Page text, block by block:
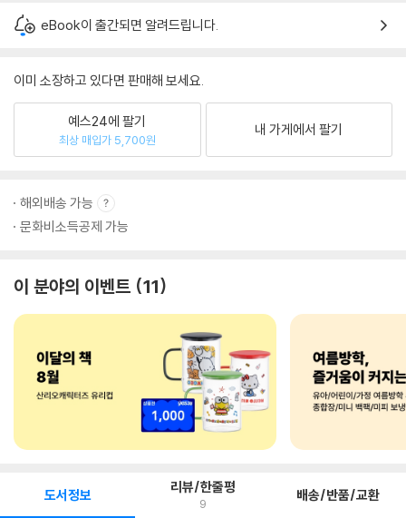
eBook이 출간되면 알려드립니다.
이미 소장하고 있다면 판매해 보세요.
예스24에 팔기
최상 매입가 5,700원
내 가게에서 팔기
해외배송 가능
문화비소득공제 가능
이 분야의 이벤트 11
도서정보 리뷰/한줄평
9 배송/반품/교환